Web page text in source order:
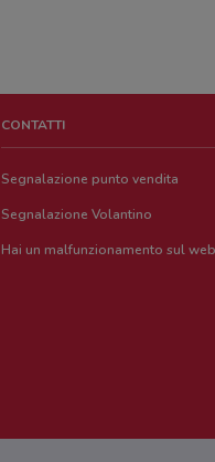
CONTATTI
Segnalazione punto vendita
Segnalazione Volantino
Hai un malfunzionamento sul